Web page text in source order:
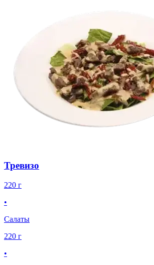
Тревизо
220 г
•
Салаты
220 г
•